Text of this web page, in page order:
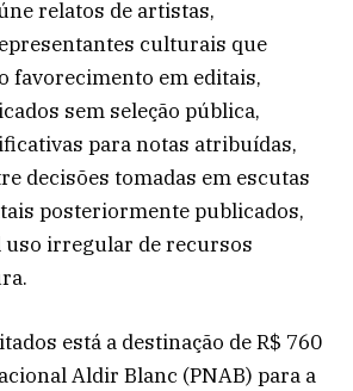
relatos de artistas,
culturais que
favorecimento em editais,
sem seleção pública,
para notas atribuídas,
decisões tomadas em escutas
posteriormente publicados,
uso irregular de recursos
está a destinação de R$ 760
Aldir Blanc (PNAB) para a